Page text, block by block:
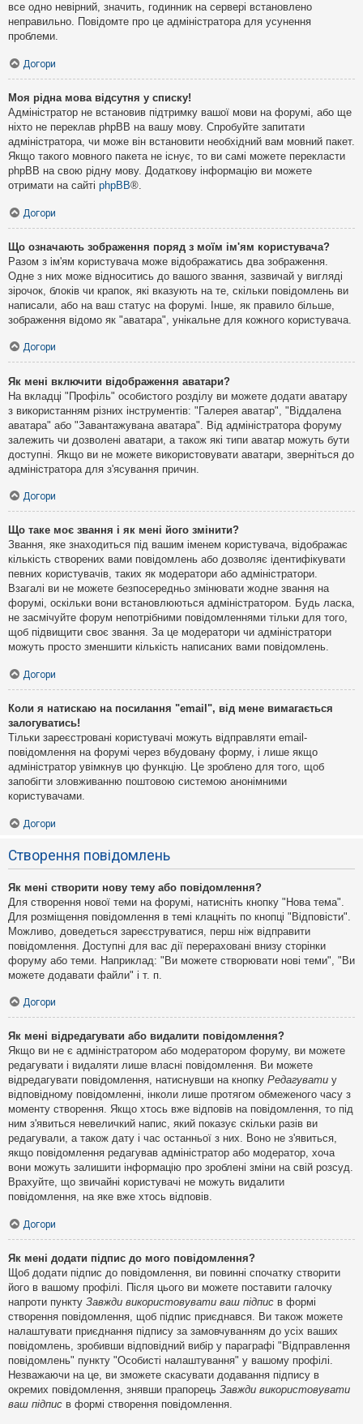
все одно невірний, значить, годинник на сервері встановлено
неправильно. Повідомте про це адміністратора для усунення
проблеми.
Догори
Моя рідна мова відсутня у списку!
Адміністратор не встановив підтримку вашої мови на форумі, або ще
ніхто не переклав phpBB на вашу мову. Спробуйте запитати
адміністратора, чи може він встановити необхідний вам мовний пакет.
Якщо такого мовного пакета не існує, то ви самі можете перекласти
phpBB на свою рідну мову. Додаткову інформацію ви можете
отримати на сайті phpBB®.
Догори
Що означають зображення поряд з моїм ім'ям користувача?
Разом з ім'ям користувача може відображатись два зображення.
Одне з них може відноситись до вашого звання, зазвичай у вигляді
зірочок, блоків чи крапок, які вказують на те, скільки повідомлень ви
написали, або на ваш статус на форумі. Інше, як правило більше,
зображення відомо як "аватара", унікальне для кожного користувача.
Догори
Як мені включити відображення аватари?
На вкладці "Профіль" особистого розділу ви можете додати аватару
з використанням різних інструментів: "Галерея аватар", "Віддалена
аватара" або "Завантажувана аватара". Від адміністратора форуму
залежить чи дозволені аватари, а також які типи аватар можуть бути
доступні. Якщо ви не можете використовувати аватари, зверніться до
адміністратора для з'ясування причин.
Догори
Що таке моє звання і як мені його змінити?
Звання, яке знаходиться під вашим іменем користувача, відображає
кількість створених вами повідомлень або дозволяє ідентифікувати
певних користувачів, таких як модератори або адміністратори.
Взагалі ви не можете безпосередньо змінювати жодне звання на
форумі, оскільки вони встановлюються адміністратором. Будь ласка,
не засмічуйте форум непотрібними повідомленнями тільки для того,
щоб підвищити своє звання. За це модератори чи адміністратори
можуть просто зменшити кількість написаних вами повідомлень.
Догори
Коли я натискаю на посилання "email", від мене вимагається
залогуватись!
Тільки зареєстровані користувачі можуть відправляти email-
повідомлення на форумі через вбудовану форму, і лише якщо
адміністратор увімкнув цю функцію. Це зроблено для того, щоб
запобігти зловживанню поштовою системою анонімними
користувачами.
Догори
Створення повідомлень
Як мені створити нову тему або повідомлення?
Для створення нової теми на форумі, натисніть кнопку "Нова тема".
Для розміщення повідомлення в темі клацніть по кнопці "Відповісти".
Можливо, доведеться зареєструватися, перш ніж відправити
повідомлення. Доступні для вас дії перераховані внизу сторінки
форуму або теми. Наприклад: "Ви можете створювати нові теми", "Ви
можете додавати файли" і т. п.
Догори
Як мені відредагувати або видалити повідомлення?
Якщо ви не є адміністратором або модератором форуму, ви можете
редагувати і видаляти лише власні повідомлення. Ви можете
відредагувати повідомлення, натиснувши на кнопку Редагувати у
відповідному повідомленні, інколи лише протягом обмеженого часу з
моменту створення. Якщо хтось вже відповів на повідомлення, то під
ним з'явиться невеличкий напис, який показує скільки разів ви
редагували, а також дату і час останньої з них. Воно не з'явиться,
якщо повідомлення редагував адміністратор або модератор, хоча
вони можуть залишити інформацію про зроблені зміни на свій розсуд.
Врахуйте, що звичайні користувачі не можуть видалити
повідомлення, на яке вже хтось відповів.
Догори
Як мені додати підпис до мого повідомлення?
Щоб додати підпис до повідомлення, ви повинні спочатку створити
його в вашому профілі. Після цього ви можете поставити галочку
напроти пункту Завжди використовувати ваш підпис в формі
створення повідомлення, щоб підпис приєднався. Ви також можете
налаштувати приєднання підпису за замовчуванням до усіх ваших
повідомлень, зробивши відповідний вибір у параграфі "Відправлення
повідомлень" пункту "Особисті налаштування" у вашому профілі.
Незважаючи на це, ви зможете скасувати додавання підпису в
окремих повідомлення, знявши прапорець Завжди використовувати
ваш підпис в формі створення повідомлення.